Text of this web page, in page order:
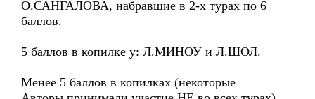
О.САНГАЛОВА, набравшие в 2-х турах по 6
баллов.
5 баллов в копилке у: Л.МИНОУ и Л.ШОЛ.
Менее 5 баллов в копилках (некоторые